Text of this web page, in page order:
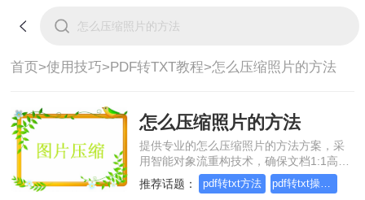
首页>使用技巧>PDF转TXT教程>怎么压缩照片的方法
怎么压缩照片的方法
提供专业的怎么压缩照片的方法方案，采
用智能对象流重构技术，确保文档1:1高保
真还原且排版不乱码。支持一键批量处
理，全链路 SSL 加密保障隐私安全。助您
推荐话题： pdf转txt方法 pdf转txt操作方法